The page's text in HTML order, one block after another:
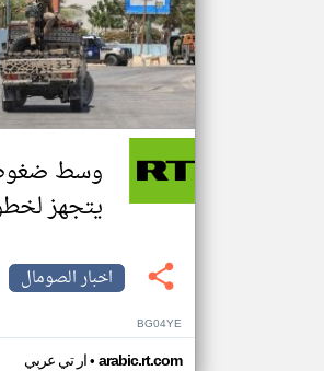
وسط
يتجهز لخطوة
اخبار الصومال
BG04YE
ار تي عربي• arabic.rt.com